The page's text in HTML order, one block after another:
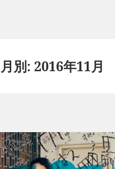
月別: 2016年11月